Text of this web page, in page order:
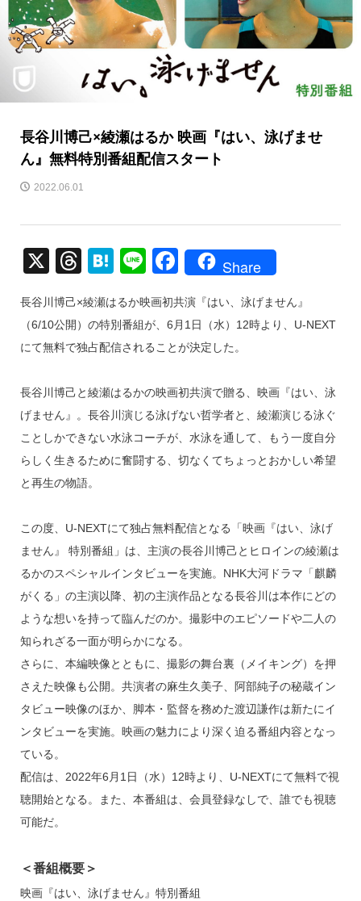
長谷川博己×綾瀬はるか 映画『はい、泳げませ
ん』無料特別番組配信スタート
2022.06.01
X
T
e
a
s
H
e
n
Li
e
F
c
e
o
o
k
Share
長谷川博己×綾瀬はるか映画初共演『はい、泳げません』
（6/10公開）の特別番組が、6月1日（水）12時より、U-NEXT
にて無料で独占配信されることが決定した。
長谷川博己と綾瀬はるかの映画初共演で贈る、映画『はい、泳
げません』。長谷川演じる泳げない哲学者と、綾瀬演じる泳ぐ
ことしかできない水泳コーチが、水泳を通して、もう一度自分
らしく生きるために奮闘する、切なくてちょっとおかしい希望
と再生の物語。
この度、U-NEXTにて独占無料配信となる「映画『はい、泳げ
ません』 特別番組」は、主演の長谷川博己とヒロインの綾瀬は
るかのスペシャルインタビューを実施。NHK大河ドラマ「麒麟
がくる」の主演以降、初の主演作品となる長谷川は本作にどの
ような想いを持って臨んだのか。撮影中のエピソードや二人の
知られざる一面が明らかになる。
さらに、本編映像とともに、撮影の舞台裏（メイキング）を押
さえた映像も公開。共演者の麻生久美子、阿部純子の秘蔵イン
タビュー映像のほか、脚本・監督を務めた渡辺謙作は新たにイ
ンタビューを実施。映画の魅力により深く迫る番組内容となっ
ている。
配信は、2022年6月1日（水）12時より、U-NEXTにて無料で視
聴開始となる。また、本番組は、会員登録なしで、誰でも視聴
可能だ。
＜番組概要＞
映画『はい、泳げません』特別番組